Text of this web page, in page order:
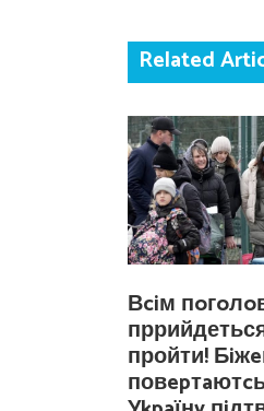
Related
Вciм
пройти!